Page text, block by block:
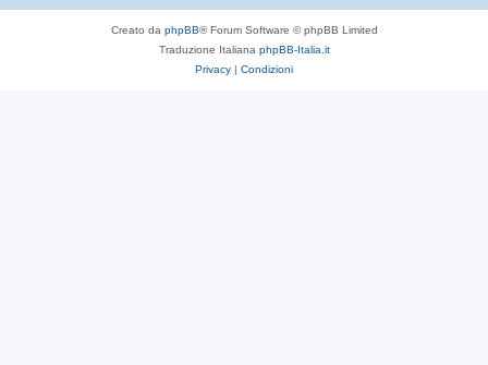
Creato da phpBB® Forum Software © phpBB Limited
Traduzione Italiana phpBB-Italia.it
Privacy | Condizioni